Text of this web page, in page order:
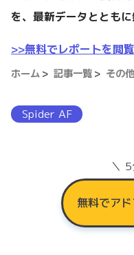
を、最新データととも
>>無料でレポートを閲
ホーム 記事一覧 その
Spider AF
＼
無料でア